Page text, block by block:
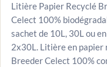
Litière Papier Recyclé
Celect 100%
sachet de 10L, 30L ou
2x30L. Litière en papier
Breeder Celect 100%